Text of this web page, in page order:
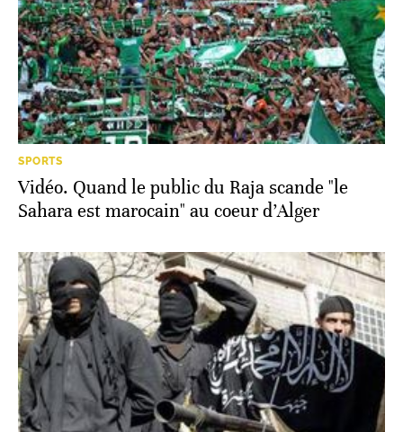
SPORTS
Vidéo. Quand le public du Raja scande "le
Sahara est marocain" au coeur d’Alger